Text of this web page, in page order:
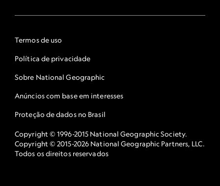
Termos de uso
Política de privacidade
Sobre National Geographic
Anúncios com base em interesses
Proteção de dados no Brasil
Copyright © 1996-2015 National Geographic Society.
Copyright © 2015-2026 National Geographic Partners, LLC.
Todos os direitos reservados